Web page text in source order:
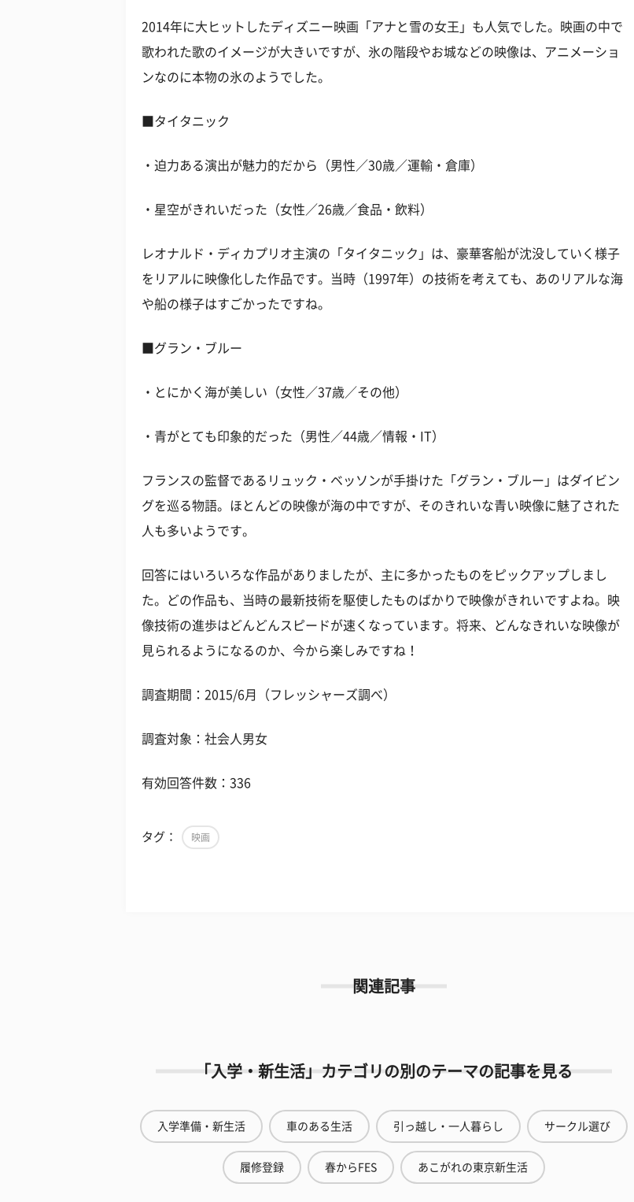
2014年に大ヒットしたディズニー映画「アナと雪の女王」も人気でした。映画の中で
歌われた歌のイメージが大きいですが、氷の階段やお城などの映像は、アニメーショ
ンなのに本物の氷のようでした。
■タイタニック
・迫力ある演出が魅力的だから（男性／30歳／運輸・倉庫）
・星空がきれいだった（女性／26歳／食品・飲料）
レオナルド・ディカプリオ主演の「タイタニック」は、豪華客船が沈没していく様子
をリアルに映像化した作品です。当時（1997年）の技術を考えても、あのリアルな海
や船の様子はすごかったですね。
■グラン・ブルー
・とにかく海が美しい（女性／37歳／その他）
・青がとても印象的だった（男性／44歳／情報・IT）
フランスの監督であるリュック・ベッソンが手掛けた「グラン・ブルー」はダイビン
グを巡る物語。ほとんどの映像が海の中ですが、そのきれいな青い映像に魅了された
人も多いようです。
回答にはいろいろな作品がありましたが、主に多かったものをピックアップしまし
た。どの作品も、当時の最新技術を駆使したものばかりで映像がきれいですよね。映
像技術の進歩はどんどんスピードが速くなっています。将来、どんなきれいな映像が
見られるようになるのか、今から楽しみですね！
調査期間：2015/6月（フレッシャーズ調べ）
調査対象：社会人男女
有効回答件数：336
タグ： 映画
関連記事
「入学・新生活」カテゴリの別のテーマの記事を見る
入学準備・新生活 車のある生活 引っ越し・一人暮らし サークル選び
履修登録 春からFES あこがれの東京新生活